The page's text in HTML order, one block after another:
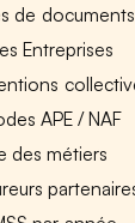
de documents
Entreprises
APE / NAF
des métiers